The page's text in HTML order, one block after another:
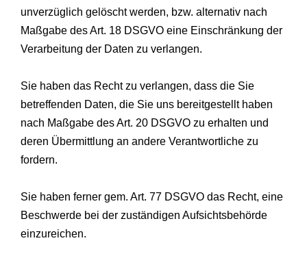
unverzüglich gelöscht werden, bzw. alternativ nach
Maßgabe des Art. 18 DSGVO eine Einschränkung der
Verarbeitung der Daten zu verlangen.
Sie haben das Recht zu verlangen, dass die Sie
betreffenden Daten, die Sie uns bereitgestellt haben
nach Maßgabe des Art. 20 DSGVO zu erhalten und
deren Übermittlung an andere Verantwortliche zu
fordern.
Sie haben ferner gem. Art. 77 DSGVO das Recht, eine
Beschwerde bei der zuständigen Aufsichtsbehörde
einzureichen.